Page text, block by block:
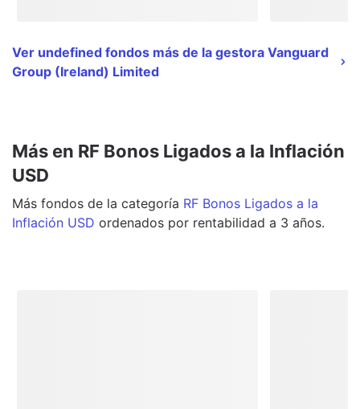
Ver undefined fondos más de la gestora Vanguard
Group (Ireland) Limited
Más en RF Bonos Ligados a la Inflación
USD
Más fondos de la categoría RF Bonos Ligados a la
Inflación USD ordenados por rentabilidad a 3 años.